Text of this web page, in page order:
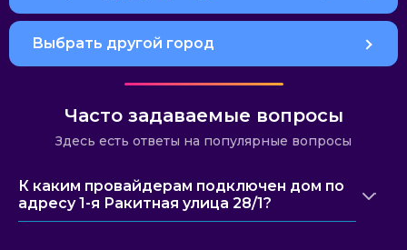
Выбрать другой город
Часто задаваемые вопросы
Здесь есть ответы на популярные вопросы
К каким провайдерам подключен дом по
адресу 1-я Ракитная улица 28/1?